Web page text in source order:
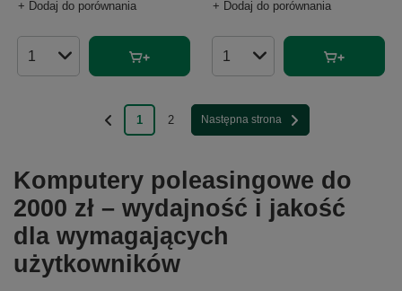
+ Dodaj do porównania
Ilość produktów
+ Dodaj do porównania
Ilość produktów
1 2 Następna strona
Komputery poleasingowe do
2000 zł – wydajność i jakość
dla wymagających
użytkowników